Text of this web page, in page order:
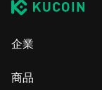
企業
商品